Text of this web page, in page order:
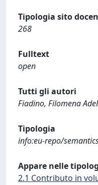
Tipologia sito
268
Fulltext
open
Tutti gli autori
Fiadino, Filomena
Tipologia
info:eu-repo/
Appare nelle
2.1 Contributo in